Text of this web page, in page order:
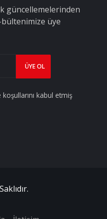
güncellemelerinden
üye
kabul etmiş